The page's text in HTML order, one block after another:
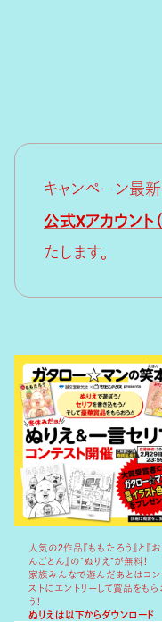
キャンペーン最
公式Xアカウント
たします。
人気の2作品『ももたろう』と『
んごとん』の“ぬりえ”が無料！
家族みんなで遊んだあとはコ
ストにエントリーして賞品をもら
う！
ぬりえは以下からダウンロード